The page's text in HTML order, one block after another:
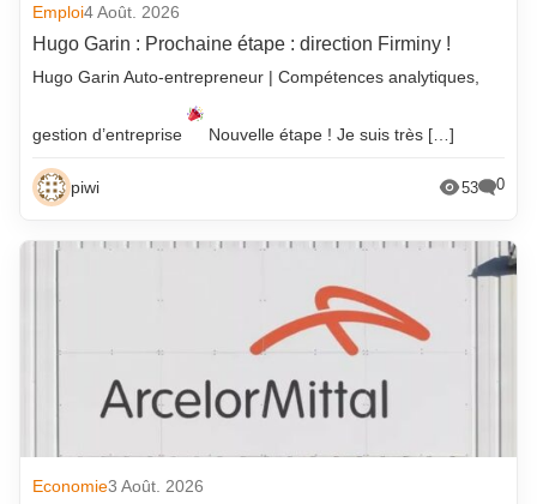
Emploi4 Août. 2026
Hugo Garin : Prochaine étape : direction Firminy !
Hugo Garin Auto-entrepreneur | Compétences analytiques,
gestion d’entreprise Nouvelle étape ! Je suis très […]
piwi 53 0
Economie3 Août. 2026